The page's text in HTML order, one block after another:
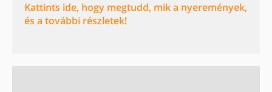
Kattints ide, hogy megtudd, mik a nyeremények,
és a további részletek!